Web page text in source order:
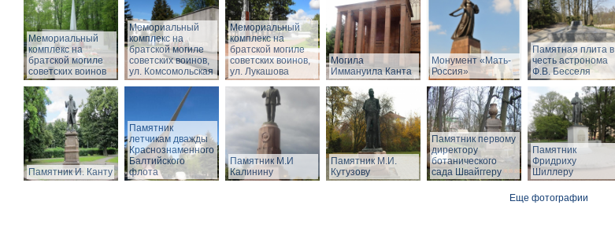
Мемориальный
комплекс на
братской могиле
советских воинов
Мемориальный
комплекс на
братской могиле
советских воинов,
ул. Комсомольская
Мемориальный
комплекс на
братской могиле
советских воинов,
ул. Лукашова
Могила
Иммануила Канта
Монумент «Мать-
Россия»
Памятная плита в
честь астронома
Ф.В. Бесселя
Памятник И. Канту
Памятник
летчикам дважды
Краснознаменного
Балтийского
флота
Памятник М.И
Калинину
Памятник М.И.
Кутузову
Памятник первому
директору
ботанического
сада Швайггеру
Памятник
Фридриху
Шиллеру
Еще фотографии